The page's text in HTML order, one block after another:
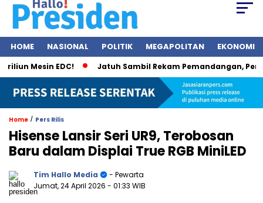
HOME NASIONAL POLITIK MEGAPOLITAN EKONOMI
Mesin EDC! Jatuh Sambil Rekam Pemandangan,
Home / Pers Rilis
Hisense Lansir Seri UR9, Terobosan
Baru dalam Displai True RGB MiniLED
Tim Hallo Media
- Pewarta
Jumat, 24 April 2026 - 01:33 WIB